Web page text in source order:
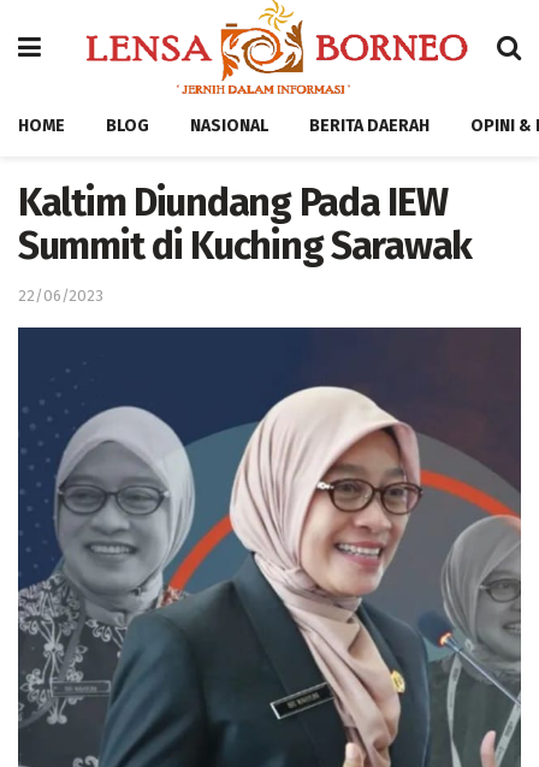
HOME BLOG NASIONAL BERITA DAERAH OPINI &
Kaltim Diundang Pada IEW
Summit di Kuching Sarawak
22/06/2023